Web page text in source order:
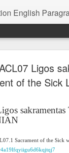
Paragraphs: Total Physical Response (TPR) Paragraphs for the
Ligos
of the Sick
sakramentas
Sacrament of the Sick